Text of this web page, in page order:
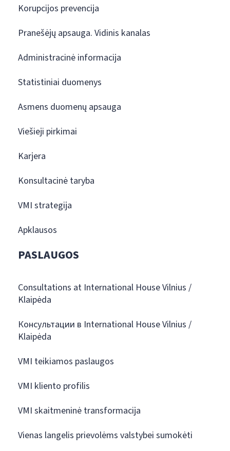
Korupcijos prevencija
Pranešėjų apsauga. Vidinis kanalas
Administracinė informacija
Statistiniai duomenys
Asmens duomenų apsauga
Viešieji pirkimai
Karjera
Konsultacinė taryba
VMI strategija
Apklausos
PASLAUGOS
Consultations at International House Vilnius /
Klaipėda
Консультации в International House Vilnius /
Klaipėda
VMI teikiamos paslaugos
VMI kliento profilis
VMI skaitmeninė transformacija
Vienas langelis prievolėms valstybei sumokėti